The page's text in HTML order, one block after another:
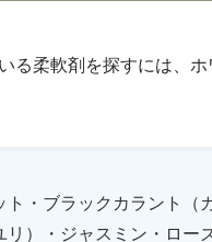
る柔軟剤を探すには、
・ブラックカラント（
）・ジャスミン・ロー